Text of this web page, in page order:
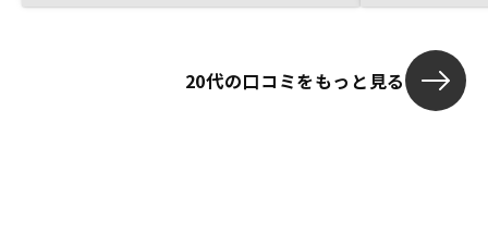
20代の口コミをもっと見る